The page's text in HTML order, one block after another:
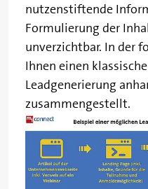
nutzenstiftende
Formulierung der
unverzichtbar. In der
Ihnen einen
Leadgenerierung
zusammengestellt.